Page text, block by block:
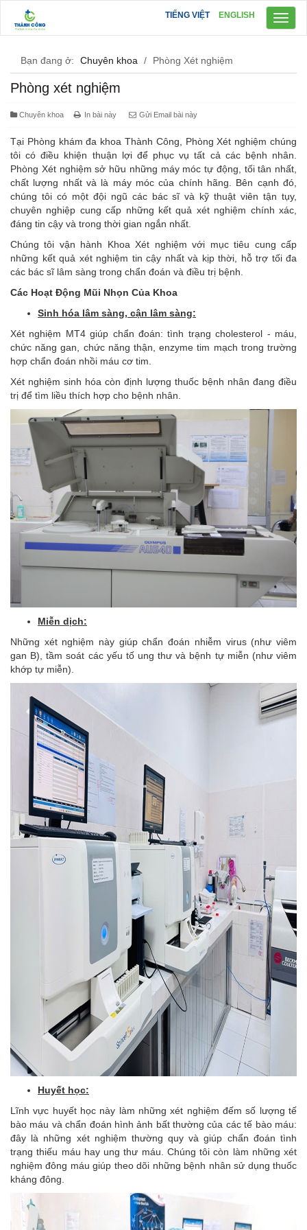
TIẾNG VIỆT ENGLISH
Bạn đang ở: Chuyên khoa / Phòng Xét nghiệm
Phòng xét nghiệm
Chuyên khoa In bài này Gửi Email bài này
Tại Phòng khám đa khoa Thành Công, Phòng Xét nghiệm chúng
tôi có điều khiện thuận lợi để phục vụ tất cả các bệnh nhân.
Phòng Xét nghiệm sở hữu những máy móc tự động, tối tân nhất,
chất lượng nhất và là máy móc của chính hãng. Bên cạnh đó,
chúng tôi có một đội ngũ các bác sĩ và kỹ thuật viên tận tụy,
chuyên nghiệp cung cấp những kết quả xét nghiệm chính xác,
đáng tin cậy và trong thời gian ngắn nhất.
Chúng tôi vận hành Khoa Xét nghiệm với mục tiêu cung cấp
những kết quả xét nghiệm tin cậy nhất và kịp thời, hỗ trợ tối đa
các bác sĩ lâm sàng trong chẩn đoán và điều trị bệnh.
Các Hoạt Động Mũi Nhọn Của Khoa
Sinh hóa lâm sàng, cận lâm sàng:
Xét nghiệm MT4 giúp chẩn đoán: tình trạng cholesterol - máu,
chức năng gan, chức năng thận, enzyme tim mạch trong trường
hợp chẩn đoán nhồi máu cơ tim.
Xét nghiệm sinh hóa còn định lượng thuốc bệnh nhân đang điều
trị để tìm liều thích hợp cho bệnh nhân.
Miễn dịch:
Những xét nghiệm này giúp chẩn đoán nhiễm virus (như viêm
gan B), tầm soát các yếu tố ung thư và bệnh tự miễn (như viêm
khớp tự miễn).
Huyết học:
Lĩnh vực huyết học này làm những xét nghiệm đếm số lượng tế
bào máu và chẩn đoán hình ảnh bất thường của các tế bào máu:
đây là những xét nghiệm thường quy và giúp chẩn đoán tình
trạng thiếu máu hay ung thư máu. Chúng tôi còn làm những xét
nghiệm đông máu giúp theo dõi những bệnh nhân sử dụng thuốc
kháng đông.